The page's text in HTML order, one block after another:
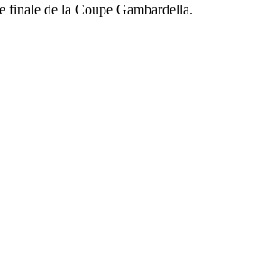
finale de la Coupe Gambardella.